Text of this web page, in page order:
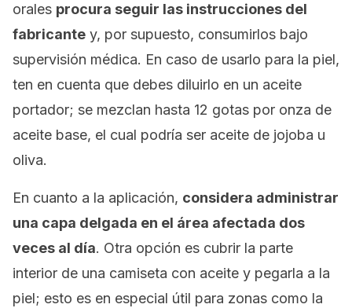
orales procura seguir las instrucciones del
fabricante y, por supuesto, consumirlos bajo
supervisión médica. En caso de usarlo para la piel,
ten en cuenta que debes diluirlo en un aceite
portador; se mezclan hasta 12 gotas por onza de
aceite base, el cual podría ser aceite de jojoba u
oliva.
En cuanto a la aplicación, considera administrar
una capa delgada en el área afectada dos
veces al día. Otra opción es cubrir la parte
interior de una camiseta con aceite y pegarla a la
piel; esto es en especial útil para zonas como la